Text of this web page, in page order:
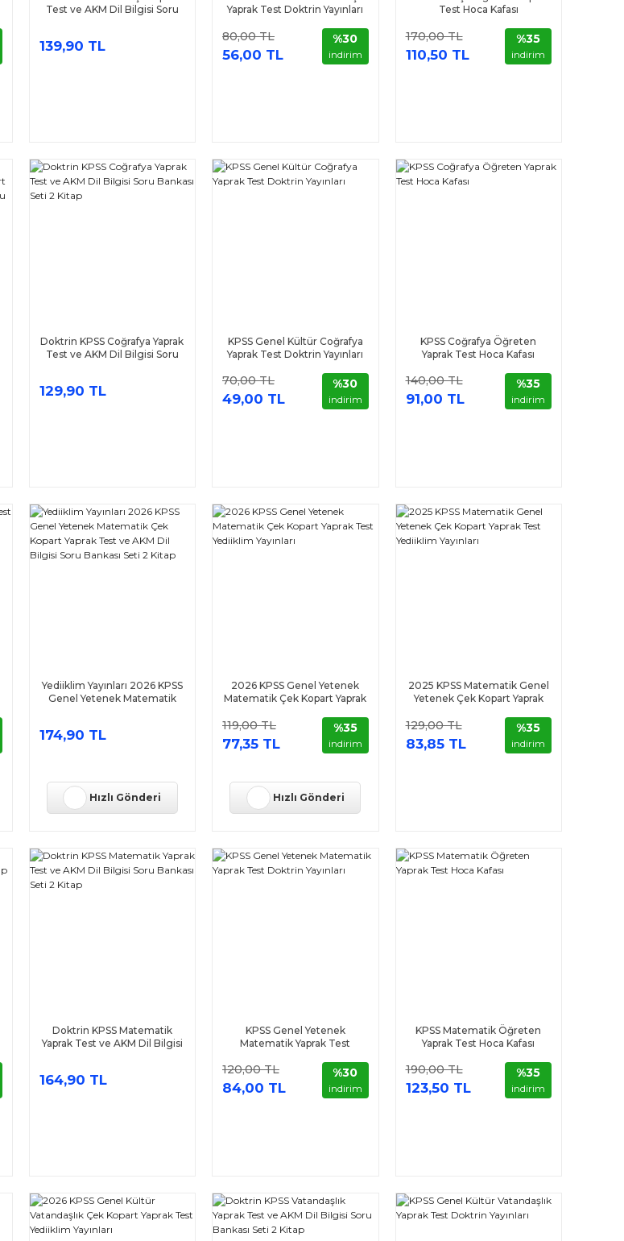
Test ve AKM Dil Bilgisi Soru
139,90 TL
Yaprak Test Doktrin Yayınları
80,00 TL
56,00 TL
%30
indirim
Test Hoca Kafası
170,00 TL
110,50 TL
%35
indirim
Doktrin KPSS Coğrafya Yaprak
Test ve AKM Dil Bilgisi Soru
129,90 TL
KPSS Genel Kültür Coğrafya
Yaprak Test Doktrin Yayınları
70,00 TL
49,00 TL
%30
indirim
KPSS Coğrafya Öğreten
Yaprak Test Hoca Kafası
140,00 TL
91,00 TL
%35
indirim
Yediiklim Yayınları 2026 KPSS
Genel Yetenek Matematik
Seti 2 Kitap
174,90 TL
Hızlı Gönderi
2026 KPSS Genel Yetenek
Matematik Çek Kopart Yaprak
119,00 TL
77,35 TL
%35
indirim
Hızlı Gönderi
2025 KPSS Matematik Genel
Yetenek Çek Kopart Yaprak
129,00 TL
83,85 TL
%35
indirim
Doktrin KPSS Matematik
Yaprak Test ve AKM Dil Bilgisi
164,90 TL
KPSS Genel Yetenek
Matematik Yaprak Test
120,00 TL
84,00 TL
%30
indirim
KPSS Matematik Öğreten
Yaprak Test Hoca Kafası
190,00 TL
123,50 TL
%35
indirim